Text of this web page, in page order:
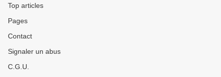
Top articles
Pages
Contact
Signaler un abus
C.G.U.